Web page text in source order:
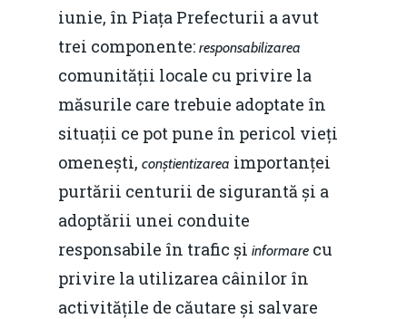
iunie, în Piața Prefecturii a avut
trei componente: responsabilizarea
comunității locale cu privire la
măsurile care trebuie adoptate în
situații ce pot pune în pericol vieți
omenești, conștientizarea importanței
purtării centurii de sigurantă și a
adoptării unei conduite
responsabile în trafic și informare cu
privire la utilizarea câinilor în
activitățile de căutare și salvare